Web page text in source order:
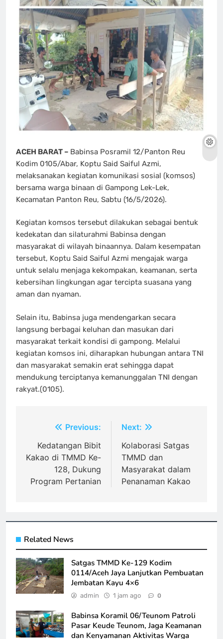
ACEH BARAT – Babinsa Posramil 12/Panton Reu
Kodim 0105/Abar, Koptu Said Saiful Azmi,
melaksanakan kegiatan komunikasi sosial (komsos)
bersama warga binaan di Gampong Lek-Lek,
Kecamatan Panton Reu, Sabtu (16/5/2026).
Kegiatan komsos tersebut dilakukan sebagai bentuk
kedekatan dan silaturahmi Babinsa dengan
masyarakat di wilayah binaannya. Dalam kesempatan
tersebut, Koptu Said Saiful Azmi mengajak warga
untuk selalu menjaga kekompakan, keamanan, serta
kebersihan lingkungan agar tercipta suasana yang
aman dan nyaman.
Selain itu, Babinsa juga mendengarkan secara
langsung berbagai keluhan dan masukan dari
masyarakat terkait kondisi di gampong. Melalui
kegiatan komsos ini, diharapkan hubungan antara TNI
dan masyarakat semakin erat sehingga dapat
mendukung terciptanya kemanunggalan TNI dengan
rakyat.(0105).
Navigasi
pos
Previous:
Kedatangan Bibit
Kakao di TMMD Ke-
128, Dukung
Program Pertanian
Next:
Kolaborasi Satgas
TMMD dan
Masyarakat dalam
Penanaman Kakao
Related News
Satgas TMMD Ke-129 Kodim
0114/Aceh Jaya Lanjutkan Pembuatan
Jembatan Kayu 4×6
admin 1 jam ago 0
Babinsa Koramil 06/Teunom Patroli
Pasar Keude Teunom, Jaga Keamanan
dan Kenyamanan Aktivitas Warga